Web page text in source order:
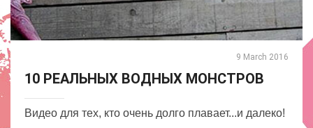
9 March 2016
10 РЕАЛЬНЫХ ВОДНЫХ МОНСТРОВ
Видео для тех, кто очень долго плавает...и далеко!